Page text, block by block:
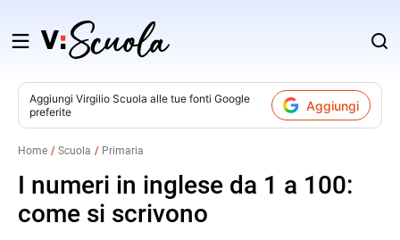
Salta
contenuto
Aggiungi Virgilio Scuola alle tue fonti Google
preferite
Aggiungi
Home Scuola Primaria
I numeri in inglese da 1 a 100:
come si scrivono